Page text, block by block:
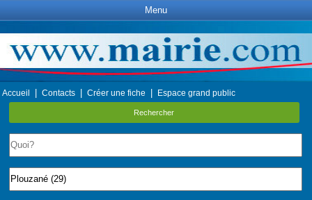
Menu
Accueil Contacts Créer une fiche Espace grand public
Rechercher